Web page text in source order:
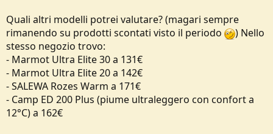
Quali altri modelli potrei valutare? (magari sempre
rimanendo su prodotti scontati visto il periodo
) Nello
stesso negozio trovo:
- Marmot Ultra Elite 30 a 131€
- Marmot Ultra Elite 20 a 142€
- SALEWA Rozes Warm a 171€
- Camp ED 200 Plus (piume ultraleggero con confort a
12°C) a 162€